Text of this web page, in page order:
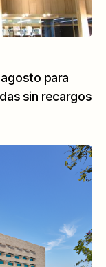
para
sin recargos